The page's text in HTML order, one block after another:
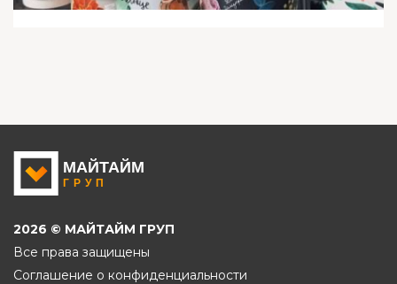
2026 © МАЙТАЙМ ГРУП
Все права защищены
Соглашение о конфиденциальности